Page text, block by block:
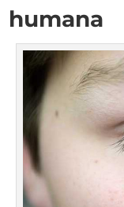
humana